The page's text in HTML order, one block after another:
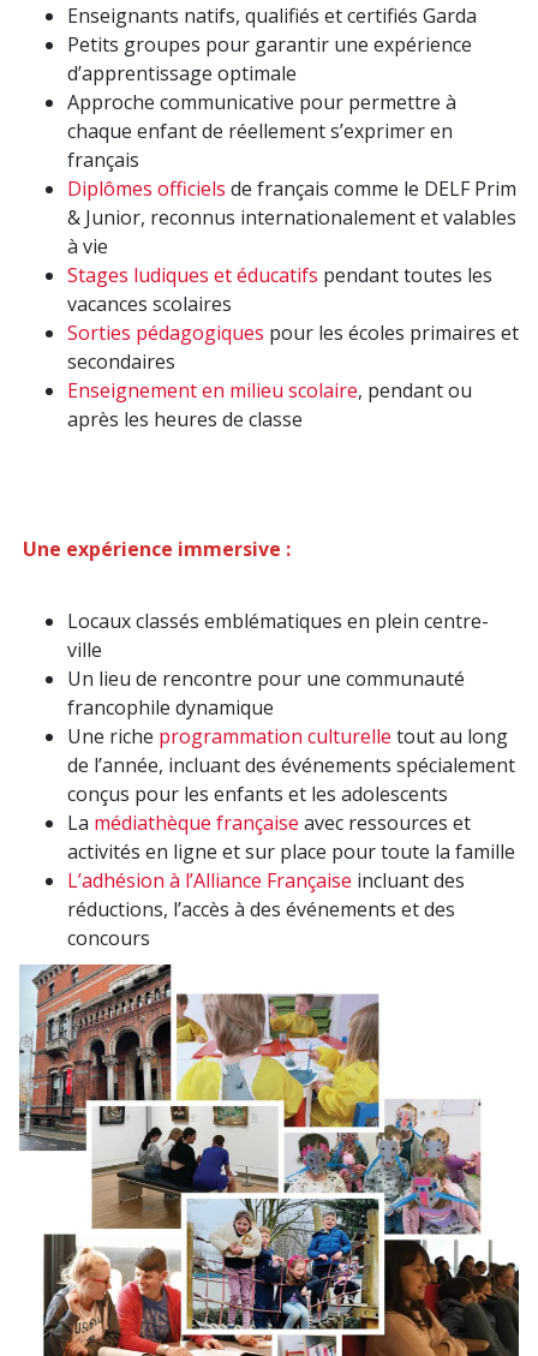
Enseignants natifs, qualifiés et certifiés Garda
Petits groupes pour garantir une expérience
d’apprentissage optimale
Approche communicative pour permettre à
chaque enfant de réellement s’exprimer en
français
Diplômes officiels de français comme le DELF Prim
& Junior, reconnus internationalement et valables
à vie
Stages ludiques et éducatifs pendant toutes les
vacances scolaires
Sorties pédagogiques pour les écoles primaires et
secondaires
Enseignement en milieu scolaire, pendant ou
après les heures de classe
Une expérience immersive :
Locaux classés emblématiques en plein centre-
ville
Un lieu de rencontre pour une communauté
francophile dynamique
Une riche programmation culturelle tout au long
de l’année, incluant des événements spécialement
conçus pour les enfants et les adolescents
La médiathèque française avec ressources et
activités en ligne et sur place pour toute la famille
L’adhésion à l’Alliance Française incluant des
réductions, l’accès à des événements et des
concours